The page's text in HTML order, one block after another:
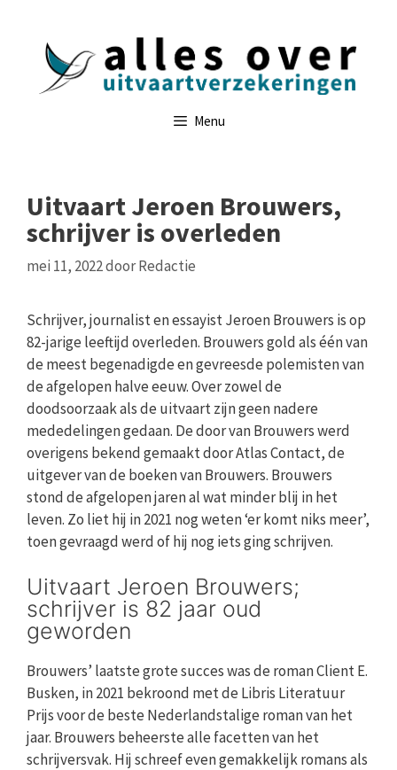
Menu
Uitvaart Jeroen Brouwers,
schrijver is overleden
mei 11, 2022doorRedactie
Schrijver, journalist en essayist Jeroen Brouwers is op
82-jarige leeftijd overleden. Brouwers gold als één van
de meest begenadigde en gevreesde polemisten van
de afgelopen halve eeuw. Over zowel de
doodsoorzaak als de uitvaart zijn geen nadere
mededelingen gedaan. De door van Brouwers werd
overigens bekend gemaakt door Atlas Contact, de
uitgever van de boeken van Brouwers. Brouwers
stond de afgelopen jaren al wat minder blij in het
leven. Zo liet hij in 2021 nog weten ‘er komt niks meer’,
toen gevraagd werd of hij nog iets ging schrijven.
Uitvaart Jeroen Brouwers;
schrijver is 82 jaar oud
geworden
Brouwers’ laatste grote succes was de roman Client E.
Busken, in 2021 bekroond met de Libris Literatuur
Prijs voor de beste Nederlandstalige roman van het
jaar. Brouwers beheerste alle facetten van het
schrijversvak. Hij schreef even gemakkelijk romans als